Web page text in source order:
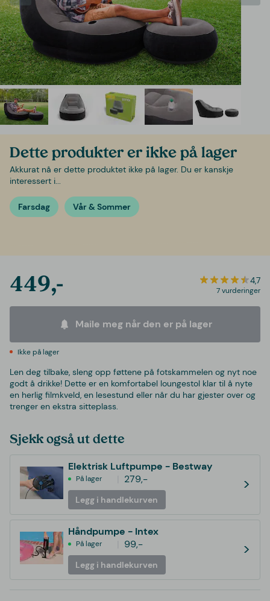
Dette produkter er ikke på lager
Akkurat nå er dette produktet ikke på lager. Du er kanskje
interessert i...
Farsdag Vår & Sommer
449,- 4,7
7 vurderinger
Maile meg når den er på lager
Ikke på lager
Len deg tilbake, sleng opp føttene på fotskammelen og nyt noe
godt å drikke! Dette er en komfortabel loungestol klar til å nyte
en herlig filmkveld, en lesestund eller når du har gjester over og
trenger en ekstra sitteplass.
Sjekk også ut dette
Elektrisk Luftpumpe - Bestway
På lager 279,-
Legg i handlekurven
>
Håndpumpe - Intex
På lager 99,-
Legg i handlekurven
>